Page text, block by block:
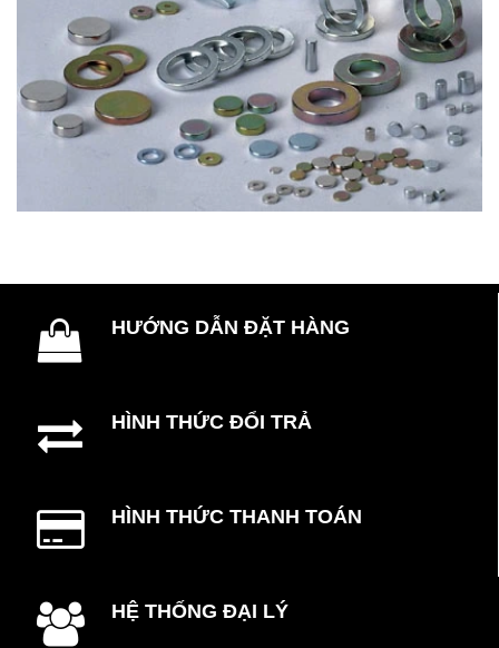
HƯỚNG DẪN ĐẶT HÀNG
HÌNH THỨC ĐỔI TRẢ
HÌNH THỨC THANH TOÁN
HỆ THỐNG ĐẠI LÝ